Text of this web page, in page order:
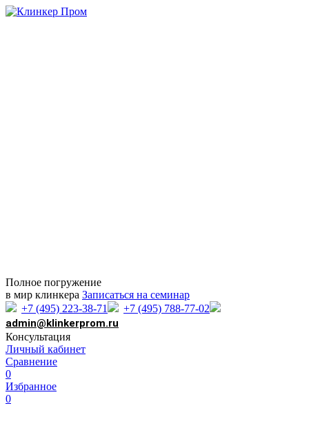
Полное погружение
в мир клинкера Записаться на семинар
+7 (495) 223-38-71
+7 (495) 788-77-02
admin@klinkerprom.ru
Консультация
Личный кабинет
Сравнение
0
Избранное
0